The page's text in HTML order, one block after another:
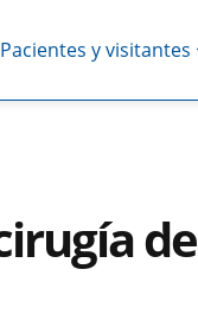
Pacientes y visitantes
de